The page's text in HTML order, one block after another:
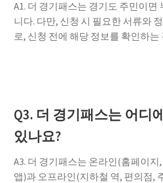
A1. 더 경기패스는 경기도 주민이면
니다. 다만, 신청 시 필요한 서류와
로, 신청 전에 해당 정보를 확인하는
Q3. 더 경기패스는 어디
있나요?
A3. 더 경기패스는 온라인(홈페이지
앱)과 오프라인(지하철 역, 편의점,